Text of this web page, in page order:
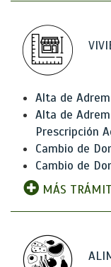
Alta de
Alta de
Prescripción
Cambio de
Cambio de
MÁS